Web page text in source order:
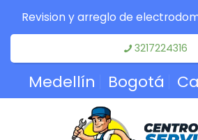
Revision y arreglo de
3217224316
Medellín Bogotá